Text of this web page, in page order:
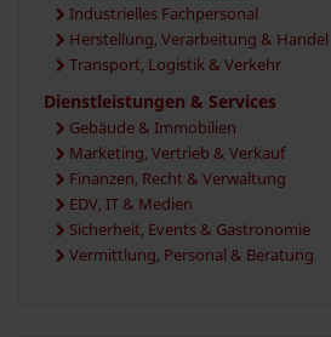
Industrielles Fachpersonal
Herstellung, Verarbeitung & Handel
Transport, Logistik & Verkehr
Dienstleistungen & Services
Gebäude & Immobilien
Marketing, Vertrieb & Verkauf
Finanzen, Recht & Verwaltung
EDV, IT & Medien
Sicherheit, Events & Gastronomie
Vermittlung, Personal & Beratung